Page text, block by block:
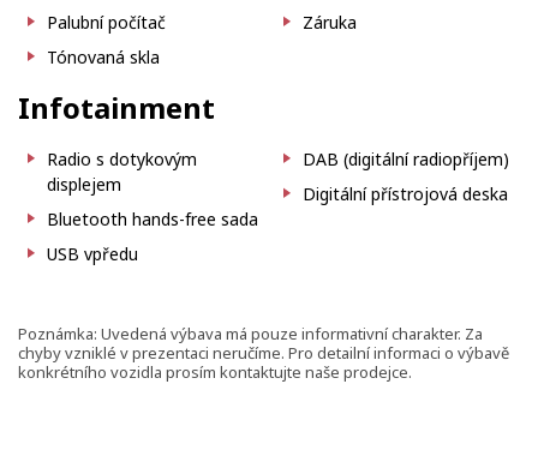
Palubní počítač
Tónovaná skla
Záruka
Infotainment
Radio s dotykovým
displejem
Bluetooth hands-free sada
USB vpředu
DAB (digitální radiopříjem)
Digitální přístrojová deska
Poznámka: Uvedená výbava má pouze informativní charakter. Za
chyby vzniklé v prezentaci neručíme. Pro detailní informaci o výbavě
konkrétního vozidla prosím kontaktujte naše prodejce.